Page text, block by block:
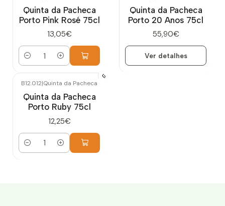
Quinta da Pacheca
Porto Pink Rosé 75cl
13,05€
Quantidade
Quinta da Pacheca
Porto 20 Anos 75cl
55,90€
Ver detalhes
B12.012|Quinta da Pacheca
Quinta da Pacheca
Porto Ruby 75cl
12,25€
Quantidade